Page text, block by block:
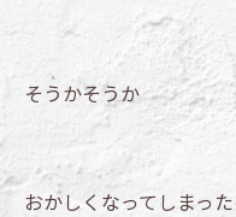
そうかそうか
おかしくなってしまっ